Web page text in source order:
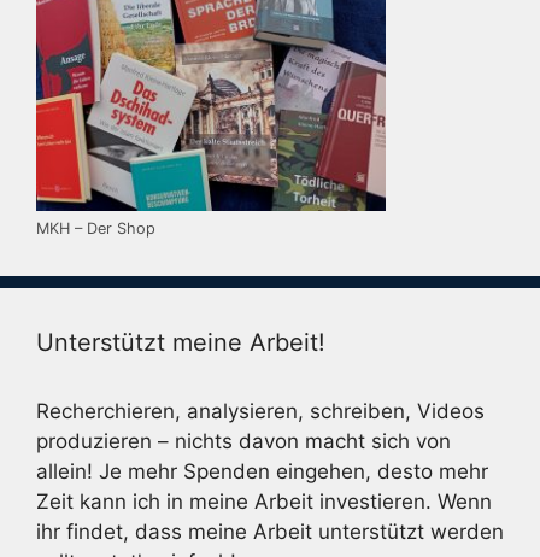
MKH – Der Shop
Unterstützt meine Arbeit!
Recherchieren, analysieren, schreiben, Videos
produzieren – nichts davon macht sich von
allein! Je mehr Spenden eingehen, desto mehr
Zeit kann ich in meine Arbeit investieren. Wenn
ihr findet, dass meine Arbeit unterstützt werden